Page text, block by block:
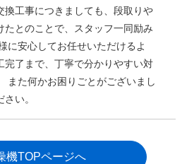
換工事につきましても、段取りや
たとのことで、スタッフ一同励み
に安心してお任せいただけるよ
完了まで、丁寧で分かりやすい対
また何かお困りごとがございまし
い。
機TOPページへ